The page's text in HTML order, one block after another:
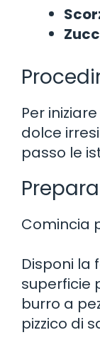
Per
dolce
passo le
Comincia
Disponi la
superficie
burro a
pizzico di